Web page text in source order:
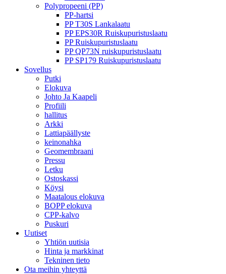
Polypropeeni (PP)
PP-hartsi
PP T30S Lankalaatu
PP EPS30R Ruiskupuristuslaatu
PP Ruiskupuristuslaatu
PP QP73N ruiskupuristuslaatu
PP SP179 Ruiskupuristuslaatu
Sovellus
Putki
Elokuva
Johto Ja Kaapeli
Profiili
hallitus
Arkki
Lattiapäällyste
keinonahka
Geomembraani
Pressu
Letku
Ostoskassi
Köysi
Maatalous elokuva
BOPP elokuva
CPP-kalvo
Puskuri
Uutiset
Yhtiön uutisia
Hinta ja markkinat
Tekninen tieto
Ota meihin yhteyttä